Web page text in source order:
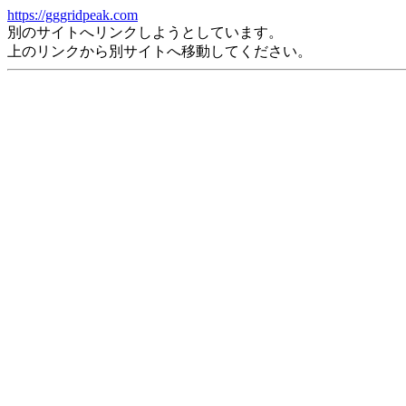
https://gggridpeak.com
別のサイトへリンクしようとしています。
上のリンクから別サイトへ移動してください。